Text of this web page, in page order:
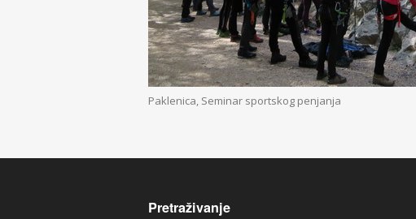
Paklenica, Seminar sportskog penjanja
Pretraživanje